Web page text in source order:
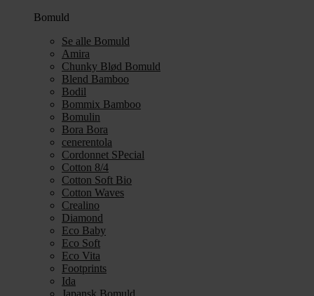
Bomuld
Se alle Bomuld
Amira
Chunky Blød Bomuld
Blend Bamboo
Bodil
Bommix Bamboo
Bomulin
Bora Bora
cenerentola
Cordonnet SPecial
Cotton 8/4
Cotton Soft Bio
Cotton Waves
Crealino
Diamond
Eco Baby
Eco Soft
Eco Vita
Footprints
Ida
Japansk Bomuld